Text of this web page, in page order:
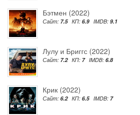
Бэтмен (2022)
Сайт: 7.5 КП: 6.9 IMDB: 9.1
Лулу и Бриггс (2022)
Сайт: 7.2 КП: 7 IMDB: 6.8
Крик (2022)
Сайт: 6.2 КП: 6.5 IMDB: 7